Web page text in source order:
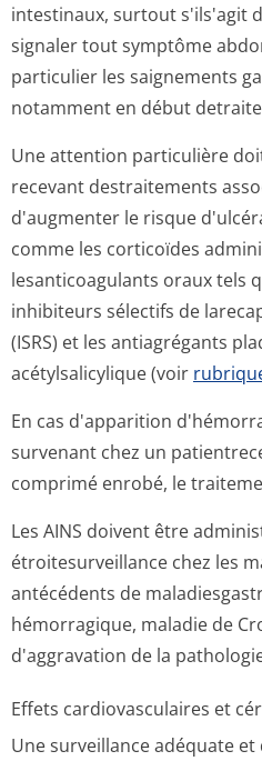
intestinaux, surtout s'ils'agit
signaler tout symptôme
particulier les saignements
notamment en début
Une attention particulière
recevant destraitements
d'augmenter le risque
comme les corticoïdes
lesanticoagulants oraux tels
inhibiteurs sélectifs de
(ISRS) et les antiagrégants
acétylsalicylique (voir
En cas d'apparition
survenant chez un
comprimé enrobé, le
Les AINS doivent être
étroitesurveillance chez les
antécédents de
hémorragique, maladie de
d'aggravation de la
Effets cardiovasculaires et
Une surveillance adéquate